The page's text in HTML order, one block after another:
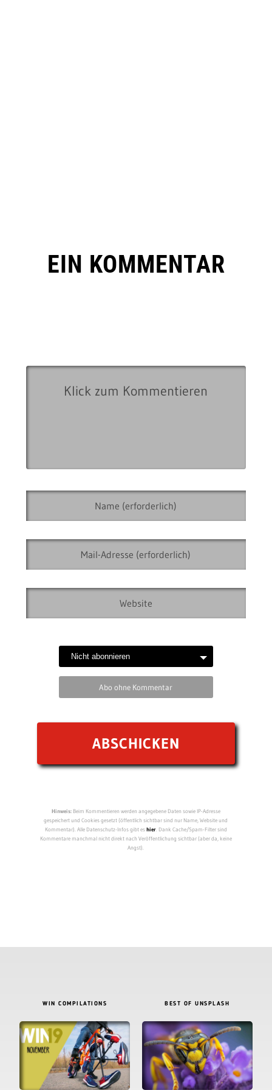
EIN KOMMENTAR
Abo ohne Kommentar
Hinweis:Beim Kommentieren werden angegebene Daten sowie IP-Adresse
gespeichert und Cookies gesetzt (öffentlich sichtbar sind nur Name, Website und
Kommentar). Alle Datenschutz-Infos gibt eshier. Dank Cache/Spam-Filter sind
Kommentare manchmal nicht direkt nach Veröffentlichung sichtbar (aber da, keine
Angst).
WIN COMPILATIONS BEST OF UNSPLASH